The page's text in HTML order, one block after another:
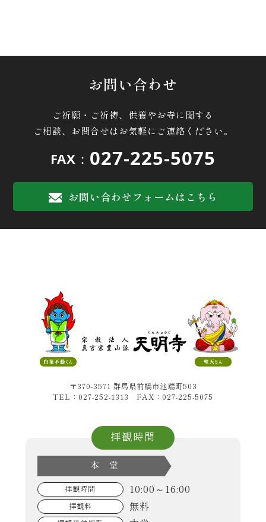
お問い合わせ
ご祈願・ご祈祷、供養やお寺に関する
ご相談、お問合せはお気軽にご連絡ください。
FAX： 027-225-5075
お問い合わせフォームはこちら
〒370-3571 群馬県前橋市池端町503
TEL：027-252-1313 FAX：027-225-5075
拝観時間
本 堂
拝観時間 10:00～16:00
拝観料 無料